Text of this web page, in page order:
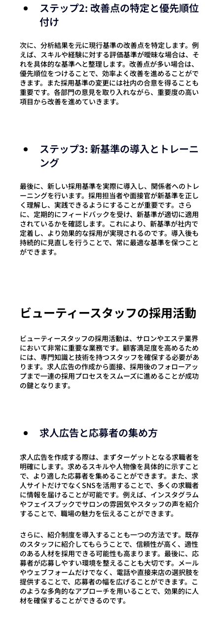
ステップ2: 改善点の特定と優先順位
付け
次に、分析結果を元に現行基準の改善点を特定します。例
えば、スキルや経験に対する評価基準が曖昧な場合は、そ
れを具体的な基準へと整理します。改善点が多い場合は、
優先順位をつけることで、効率よく改善を進めることがで
きます。また採用基準の変更には社内の合意を得ることも
重要です。各部門の意見を取り入れながら、重要度の高い
項目から改善を進めていきます。
ステップ3: 新基準の導入とトレーニ
ング
最後に、新しい採用基準を実際に導入し、関係者へのトレ
ーニングを行います。採用担当者や面接官が新基準を正し
く理解し、実践できるようにすることが重要です。さら
に、定期的にフィードバックを受け、新基準が適切に適用
されているかを確認します。これにより、新基準が社内で
定着し、より効果的な採用が実現されるのです。導入後も
持続的に見直しを行うことで、常に最適な基準を保つこと
ができます。
ビューティースタッフの採用活動
ビューティースタッフの採用活動は、サロンやエステ業界
において非常に重要な業務です。顧客満足度を高めるため
には、専門知識と技術を持つスタッフを確保する必要があ
ります。求人広告の作成から面接、採用後のフォローアッ
プまで一連の採用プロセスをスムーズに進めることが成功
の鍵となります。
求人広告と応募者の集め方
求人広告を作成する際は、まずターゲットとなる求職者を
明確にします。求めるスキルや人物像を具体的に示すこと
で、より適した応募者を集めることができます。 また、求
人サイトだけでなくSNSを活用することで、多くの求職者
に情報を届けることが可能です。例えば、インスタグラム
やフェイスブックでサロンの雰囲気やスタッフの声を紹介
することで、職場の魅力を伝えることができます。
さらに、紹介制度を導入することも一つの方法です。既存
のスタッフに紹介してもらうことで、信頼性が高く、適性
のある人材を採用できる可能性も高まります。最後に、応
募者が応募しやすい環境を整えることも大切です。メール
やウェブフォームだけでなく、電話や直接来店の選択肢を
提供することで、応募者の幅を広げることができます。こ
のような多角的なアプローチを用いることで、効果的に人
材を確保することができるのです。